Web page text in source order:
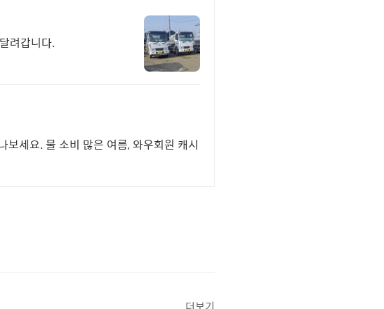
려갑니다.
보세요. 물 소비 많은 여름, 와우회원 캐시
더보기